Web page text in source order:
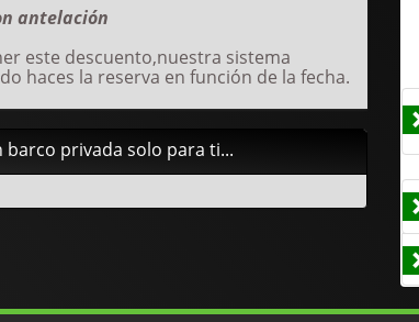
antelación
este descuento,nuestra sistema
haces la reserva en función de la fecha.
barco privada solo para ti...